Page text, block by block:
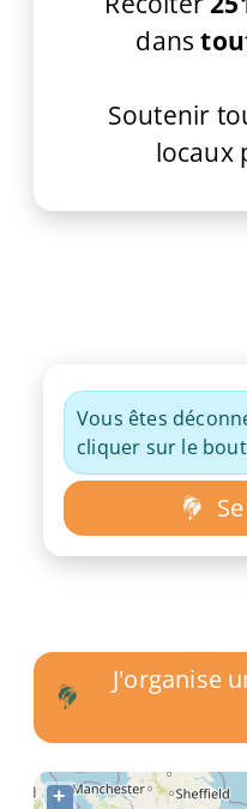
dans
Soutenir
locaux
Vous êtes
cliquer sur le
J'organise
+